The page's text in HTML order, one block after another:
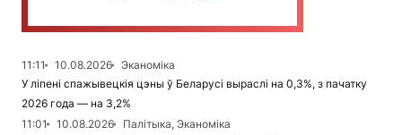
11:11 10.08.2026
Эканоміка
У ліпені спажывецкія цэны ў Беларусі выраслі на 0,3%, з пачатку
2026 года — на 3,2%
11:01
10.08.2026
Палітыка, Эканоміка